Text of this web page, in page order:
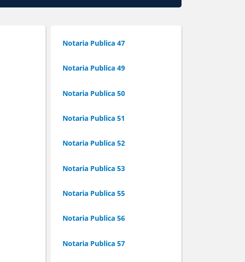
Notaria Publica 47
Notaria Publica 49
Notaria Publica 50
Notaria Publica 51
Notaria Publica 52
Notaria Publica 53
Notaria Publica 55
Notaria Publica 56
Notaria Publica 57